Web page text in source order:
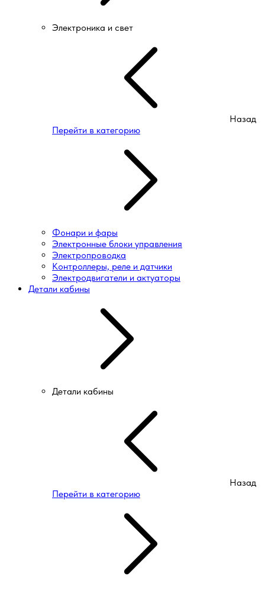
Электроника и свет
Назад
Перейти в категорию
Фонари и фары
Электронные блоки управления
Электропроводка
Контроллеры, реле и датчики
Электродвигатели и актуаторы
Детали кабины
Детали кабины
Назад
Перейти в категорию